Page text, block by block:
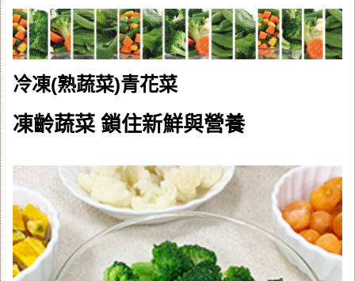
冷凍(熟蔬菜)青花菜
凍齡蔬菜 鎖住新鮮與營養